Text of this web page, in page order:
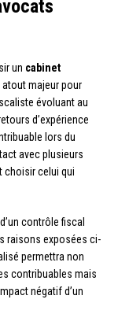
un cabinet
majeur pour
évoluant au
d’expérience
lors du
avec plusieurs
choisir celui qui
contrôle fiscal
raisons exposées ci-
permettra non
contribuables mais
négatif d’un